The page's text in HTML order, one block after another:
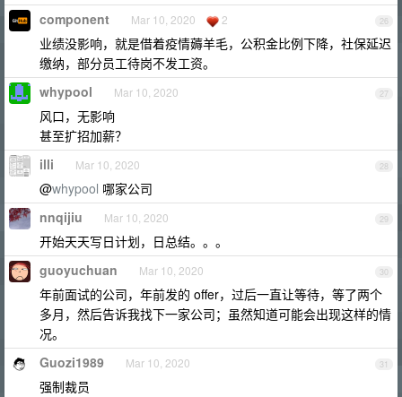
26
component Mar 10, 2020 2
业绩没影响，就是借着疫情薅羊毛，公积金比例下降，社保延迟
缴纳，部分员工待岗不发工资。
27
whypool Mar 10, 2020
风口，无影响
甚至扩招加薪？
28
illi Mar 10, 2020
@whypool 哪家公司
29
nnqijiu Mar 10, 2020
开始天天写日计划，日总结。。。
30
guoyuchuan Mar 10, 2020
年前面试的公司，年前发的 offer，过后一直让等待，等了两个
多月，然后告诉我找下一家公司；虽然知道可能会出现这样的情
况。
31
Guozi1989 Mar 10, 2020
强制裁员